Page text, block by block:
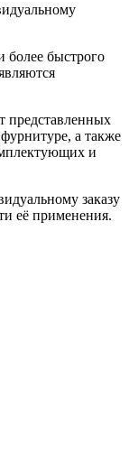
более быстрого
представленных
а также
и
заказу
её применения.